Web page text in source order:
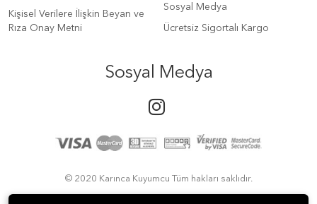
Kişisel Verilere İlişkin Beyan ve
Rıza Onay Metni
Sosyal Medya
Ücretsiz Sigortalı Kargo
Sosyal Medya
© 2020 Karınca Kuyumcu Tüm hakları saklıdır.